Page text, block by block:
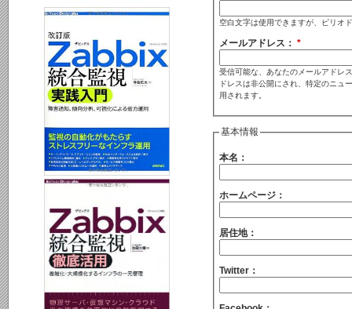
空白文字は使用できますが、ピリオ
メールアドレス： *
受信可能な、あなたのメールアドレ
ドレスは非公開にされ、特定のニュ
用されます。
基本情報
本名：
ホームページ：
居住地：
Twitter：